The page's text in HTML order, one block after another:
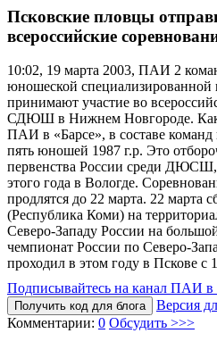
Псковские пловцы
всероссийские
10:02, 19 марта 2003, ПАИ 2
юношеской специализированной
принимают участие во
СДЮШ в Нижнем Новгороде. Как
ПАИ в «Барсе», в составе команд
пять юношей 1987 г.р. Это
первенства России среди ДЮСШ,
этого года в Вологде.
продлятся до 22 марта. 22 марта
(Республика Коми) на
Северо-Западу России на
чемпионат России по Северо-
проходил в этом году в Пскове с
Подписывайтесь на канал ПАИ
Получить код для блога
Версия
Комментарии: 0 Обсудить >>>